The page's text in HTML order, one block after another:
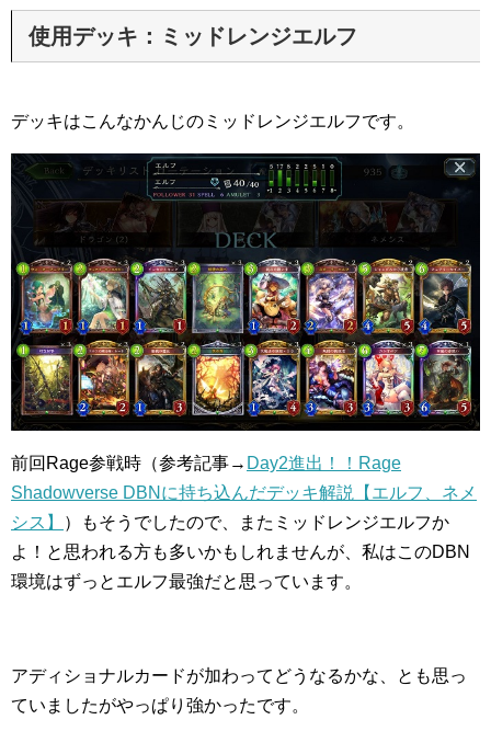
使用デッキ：ミッドレンジエルフ
デッキはこんなかんじのミッドレンジエルフです。
前回Rage参戦時（参考記事→ Day2進出！！Rage
Shadowverse DBNに持ち込んだデッキ解説【エルフ、ネメ
シス】
）もそうでしたので、またミッドレンジエルフか
よ！と思われる方も多いかもしれませんが、私はこのDBN
環境はずっとエルフ最強だと思っています。
アディショナルカードが加わってどうなるかな、とも思っ
ていましたがやっぱり強かったです。